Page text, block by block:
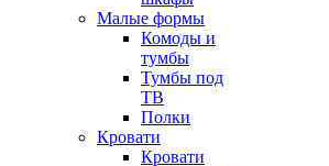
Малые формы
Комоды и
тумбы
Тумбы под
ТВ
Полки
Кровати
Кровати